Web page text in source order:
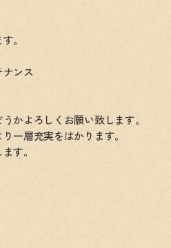
。
ンス
かよろしくお願い致します。
一層充実をはかります。
す。